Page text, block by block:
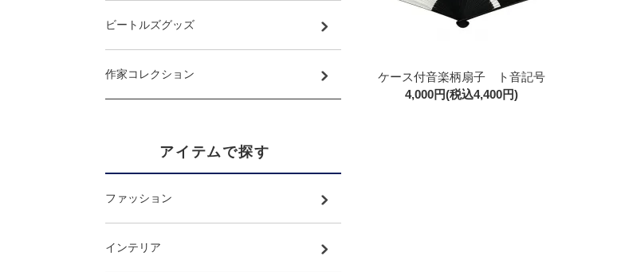
ケース付音楽柄扇子 ト音記号
4,000円(税込4,400円)
ビートルズグッズ
作家コレクション
アイテムで探す
ファッション
インテリア